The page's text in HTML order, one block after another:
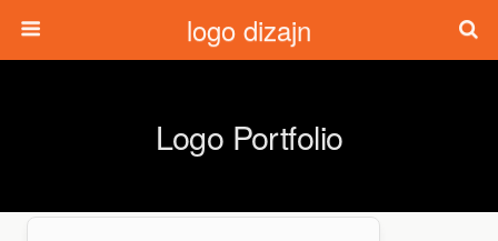
logo dizajn
Logo Portfolio